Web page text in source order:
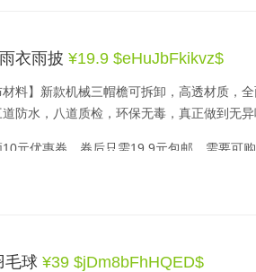
衣雨披 ¥19.9 $eHuJbFkikvz$
材料】新款机械三帽檐可拆卸，高透材质，
防水，八道质检，环保无毒，真正做到无异
元优惠券，券后只需19.9元包邮，需要可购
可查看并下单！￥eHuJbFkikvz￥
毛球 ¥39 $jDm8bFhHQED$